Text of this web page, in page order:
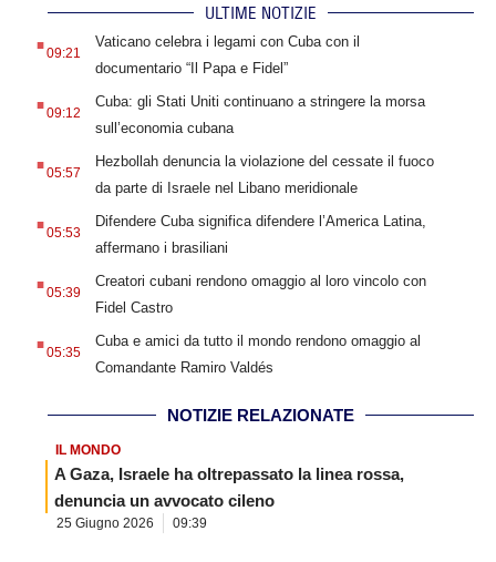
ULTIME NOTIZIE
.09:21
Vaticano celebra i legami con Cuba con il
documentario “Il Papa e Fidel”
.09:12
Cuba: gli Stati Uniti continuano a stringere la morsa
sull’economia cubana
.05:57
Hezbollah denuncia la violazione del cessate il fuoco
da parte di Israele nel Libano meridionale
.05:53
Difendere Cuba significa difendere l’America Latina,
affermano i brasiliani
.05:39
Creatori cubani rendono omaggio al loro vincolo con
Fidel Castro
.05:35
Cuba e amici da tutto il mondo rendono omaggio al
Comandante Ramiro Valdés
NOTIZIE RELAZIONATE
IL MONDO
A Gaza, Israele ha oltrepassato la linea rossa,
denuncia un avvocato cileno
25 Giugno 2026 09:39